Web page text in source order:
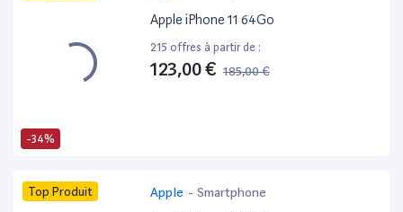
-34%
Apple iPhone 11 64Go
215 offres à partir de :
123,00 € 185,00 €
Top Produit Apple - Smartphone